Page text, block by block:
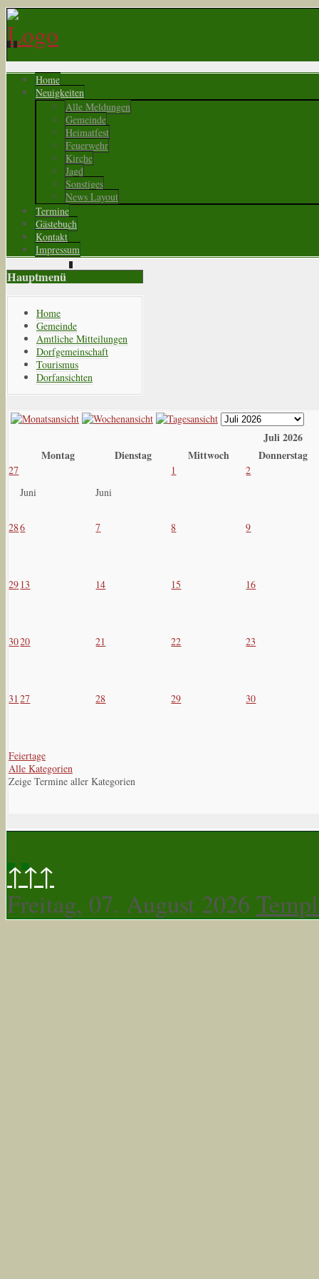
Home
Neuigkeiten
Alle Meldungen
Gemeinde
Heimatfest
Feuerwehr
Kirche
Jagd
Sonstiges
News Layout
Termine
Gästebuch
Kontakt
Impressum
Hauptmenü
Home
Gemeinde
Amtliche Mitteilungen
Dorfgemeinschaft
Tourismus
Dorfansichten
Juli 2026
Montag
Dienstag Mittwoch Donnerstag
27
Juni
Juni
1 2
286 7 8 9
29 13 14 15 16
3020 21 22 23
31 27 28 29 30
Feiertage
Alle Kategorien
Zeige Termine aller Kategorien
↑↑↑
Freitag, 07. August 2026